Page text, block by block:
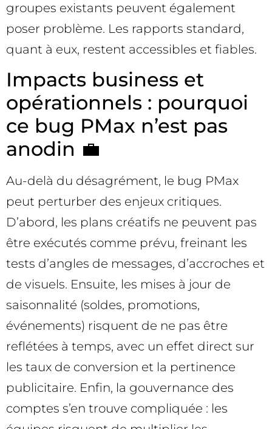
groupes existants peuvent également
poser problème. Les rapports standard,
quant à eux, restent accessibles et fiables.
Impacts business et
opérationnels : pourquoi
ce bug PMax n’est pas
anodin 💼
Au-delà du désagrément, le bug PMax
peut perturber des enjeux critiques.
D’abord, les plans créatifs ne peuvent pas
être exécutés comme prévu, freinant les
tests d’angles de messages, d’accroches et
de visuels. Ensuite, les mises à jour de
saisonnalité (soldes, promotions,
événements) risquent de ne pas être
reflétées à temps, avec un effet direct sur
les taux de conversion et la pertinence
publicitaire. Enfin, la gouvernance des
comptes s’en trouve compliquée : les